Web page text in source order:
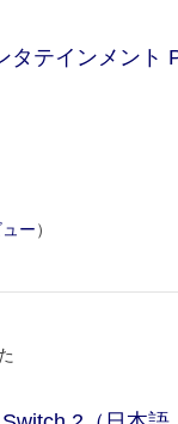
タテインメント
ー）